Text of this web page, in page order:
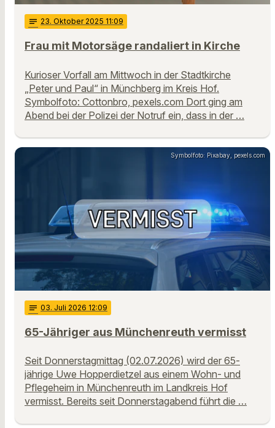
notes 23. Oktober 2025 11:09
Frau mit Motorsäge randaliert in Kirche
Kurioser Vorfall am Mittwoch in der Stadtkirche
„Peter und Paul“ in Münchberg im Kreis Hof.
Symbolfoto: Cottonbro, pexels.com Dort ging am
Abend bei der Polizei der Notruf ein, dass in der …
Symbolfoto: Pixabay, pexels.com
notes 03. Juli 2026 12:09
65-Jähriger aus Münchenreuth vermisst
Seit Donnerstagmittag (02.07.2026) wird der 65-
jährige Uwe Hopperdietzel aus einem Wohn- und
Pflegeheim in Münchenreuth im Landkreis Hof
vermisst. Bereits seit Donnerstagabend führt die …